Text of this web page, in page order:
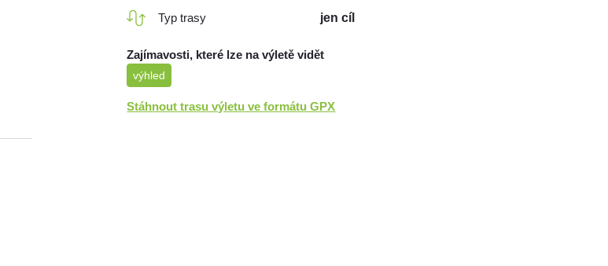
Typ trasy jen cíl
Zajímavosti, které lze na výletě vidět
výhled
Stáhnout trasu výletu ve formátu GPX